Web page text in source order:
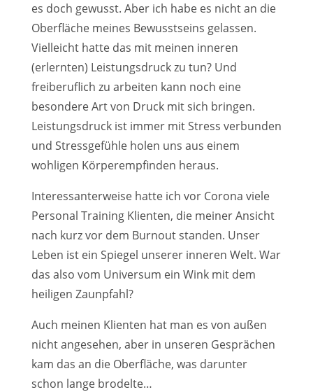
es doch gewusst. Aber ich habe es nicht an die
Oberfläche meines Bewusstseins gelassen.
Vielleicht hatte das mit meinen inneren
(erlernten) Leistungsdruck zu tun? Und
freiberuflich zu arbeiten kann noch eine
besondere Art von Druck mit sich bringen.
Leistungsdruck ist immer mit Stress verbunden
und Stressgefühle holen uns aus einem
wohligen Körperempfinden heraus.
Interessanterweise hatte ich vor Corona viele
Personal Training Klienten, die meiner Ansicht
nach kurz vor dem Burnout standen. Unser
Leben ist ein Spiegel unserer inneren Welt. War
das also vom Universum ein Wink mit dem
heiligen Zaunpfahl?
Auch meinen Klienten hat man es von außen
nicht angesehen, aber in unseren Gesprächen
kam das an die Oberfläche, was darunter
schon lange brodelte…